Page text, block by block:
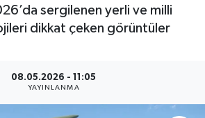
sergilenen yerli ve milli
dikkat çeken görüntüler
08.05.2026 - 11:05
YAYINLANMA